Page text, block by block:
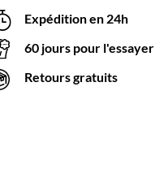
Expédition en 24h
60 jours pour l'essayer
Retours gratuits